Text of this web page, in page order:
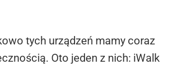
tych urządzeń mamy coraz
Oto jeden z nich: iWalk